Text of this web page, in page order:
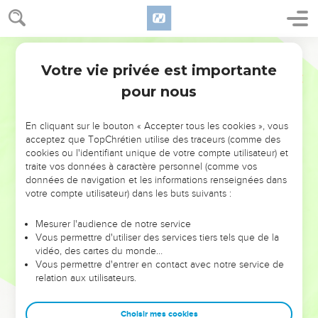
NE MANQUEZ PAS L’ÉVÉNEMENT
DE L’ANNÉE !
ET SI LEURS ERREURS POUVAIENT VOUS ÉVITER LES
VOTRES ?
leur foi ou leur vision. Mais on voit moins les doutes, les erreurs
et les saisons difficiles qu'ils ont traversés, alors même que ce
sont elles qui les ont façonnés.
Dans cette conférence, leaders, entrepreneurs, et responsables
clés pour avancer avec plus de sagesse afin que leurs erreurs
Votre vie privée est importante
pour nous
En cliquant sur le bouton « Accepter tous les cookies », vous
acceptez que TopChrétien utilise des traceurs (comme des
cookies ou l'identifiant unique de votre compte utilisateur) et
traite vos données à caractère personnel (comme vos
données de navigation et les informations renseignées dans
votre compte utilisateur) dans les buts suivants :
Mesurer l'audience de notre service
Vous permettre d'utiliser des services tiers tels que de la
vidéo, des cartes du monde…
Vous permettre d'entrer en contact avec notre service de
relation aux utilisateurs.
Choisir mes cookies